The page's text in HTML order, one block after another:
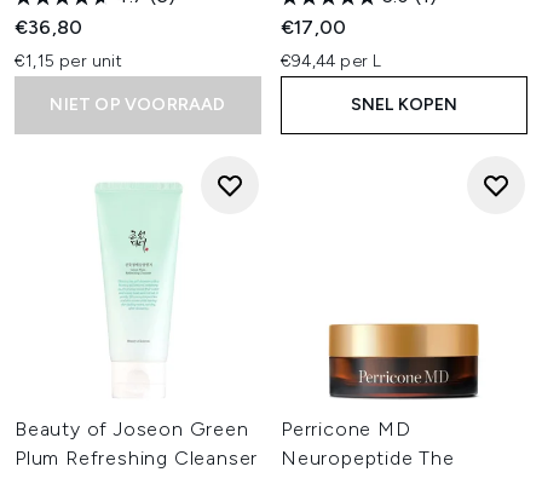
€36,80
€1,15 per unit
NIET OP VOORRAAD
€17,00
€94,44 per L
SNEL KOPEN
Beauty of Joseon Green
Plum Refreshing Cleanser
Perricone MD
Neuropeptide The